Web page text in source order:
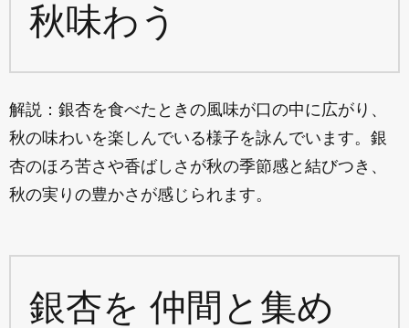
秋味わう
解説：銀杏を食べたときの風味が口の中に広がり、
秋の味わいを楽しんでいる様子を詠んでいます。銀
杏のほろ苦さや香ばしさが秋の季節感と結びつき、
秋の実りの豊かさが感じられます。
銀杏を 仲間と集め